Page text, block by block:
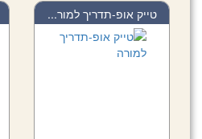
טייק אופ-תדריך למור...